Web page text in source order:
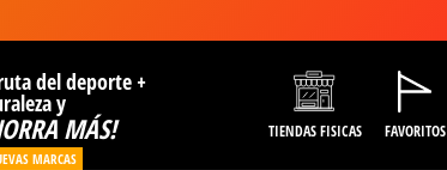
del deporte +
y
MÁS! TIENDAS FISICAS FAVORITOS
MARCAS